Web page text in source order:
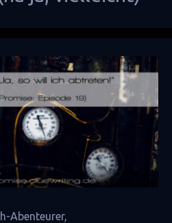
Abenteurer,